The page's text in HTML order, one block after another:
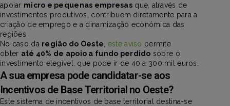
apoiar micro e pequenas empresasque, através de
investimentos produtivos, contribuem diretamente para a
criação de emprego e a dinamização económica das
regiões
No caso da região do Oeste este aviso permite
obter até 40% de apoio a fundo perdido sobre o
investimento elegível, que pode ir de 40 a 300 mil euros.
A sua empresa pode candidatar-se aos
Incentivos de Base Territorial no Oeste?​
Este sistema de incentivos de base territorial destina-se